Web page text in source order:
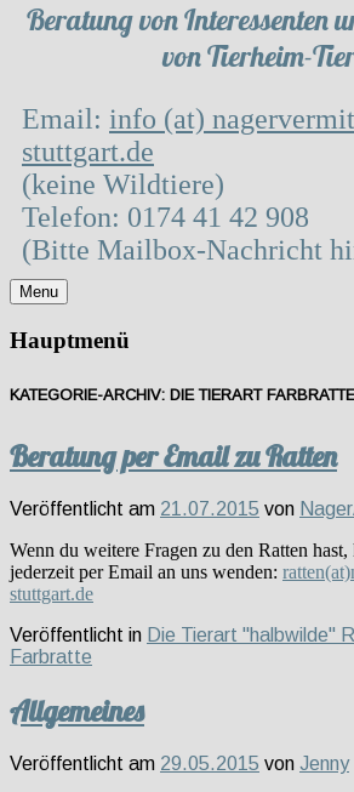
Beratung von Interessenten
von Tierheim-
Email: info (at)
stuttgart.de
(keine Wildtiere)
Telefon: 0174 41 42 908
(Bitte Mailbox-Nachricht
Menu
Hauptmenü
KATEGORIE-ARCHIV: DIE TIERART FARBRATTE
Beratung per Email zu Ratten
Veröffentlicht am 21.07.2015 von
Wenn du weitere Fragen zu den Ratten
jederzeit per Email an uns wenden:
stuttgart.de
Veröffentlicht in Die Tierart "halbwilde"
Farbratte
Allgemeines
Veröffentlicht am 29.05.2015 von Jenny